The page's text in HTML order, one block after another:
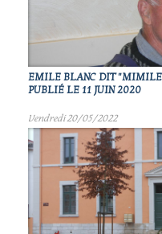
EMILE BLANC DIT
PUBLIÉ LE 11 JUIN 2020
Vendredi 20/05/2022